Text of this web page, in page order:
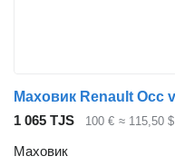
1 065 TJS 100 € ≈ 115,50 $
Маховик